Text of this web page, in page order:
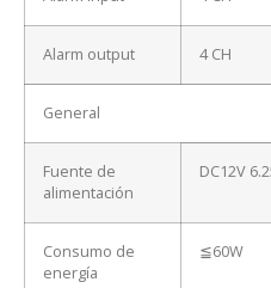
Alarm output 4 CH
General
Fuente de
alimentación
DC12V
Consumo de
energía
≦60W